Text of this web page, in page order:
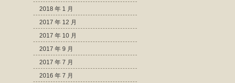
2018 年 1 月
2017 年 12 月
2017 年 10 月
2017 年 9 月
2017 年 7 月
2016 年 7 月